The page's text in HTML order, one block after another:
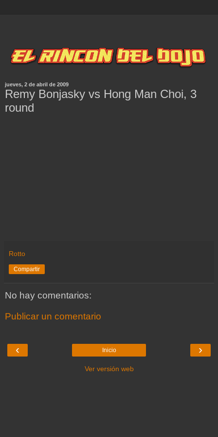
jueves, 2 de abril de 2009
Remy Bonjasky vs Hong Man Choi, 3
round
Rotto
Compartir
No hay comentarios:
Publicar un comentario
‹ ›
Inicio
Ver versión web